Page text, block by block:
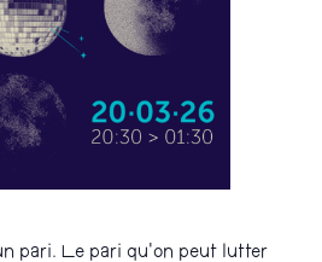
pari. Le pari qu’on peut lutter